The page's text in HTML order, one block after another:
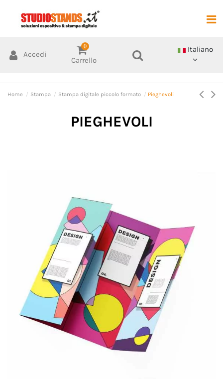
Accedi
0
Carrello
Italiano
Home Stampa Stampa digitale piccolo formato Pieghevoli
PIEGHEVOLI